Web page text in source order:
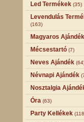
Led Termékek (35)
Levendulás
(163)
Magyaros Ajándék
Mécsestartó (7)
Neves Ajándék
Névnapi Ajándék
Nosztalgia
Óra (63)
Party Kellékek